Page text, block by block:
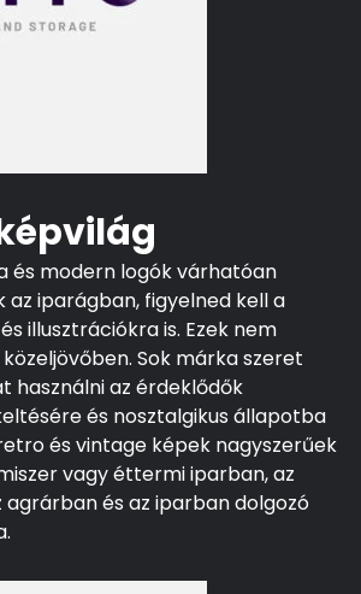
és modern logók várhatóan
az iparágban, figyelned kell a
illusztrációkra is. Ezek nem
Sok márka szeret
használni az érdeklődők
és nosztalgikus állapotba
és vintage képek nagyszerűek
vagy éttermi iparban, az
és az iparban dolgozó